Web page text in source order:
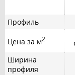
Профиль
Цена за м2
Ширина
профиля